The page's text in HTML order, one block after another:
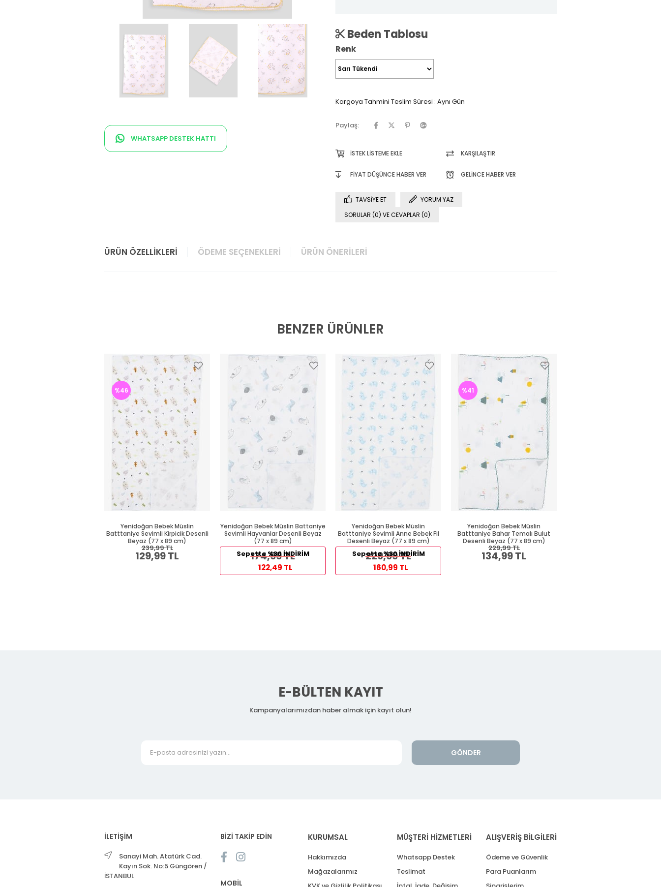
WHATSAPP DESTEK HATTI
Beden Tablosu
Renk
Kargoya Tahmini Teslim Süresi : Aynı Gün
Paylaş:
İSTEK LISTEME EKLE KARŞILAŞTIR
FIYAT DÜŞÜNCE HABER VER GELINCE HABER VER
TAVSIYE ET
YORUM YAZ
SORULAR (0) VE CEVAPLAR (0)
ÜRÜN ÖZELLIKLERI ÖDEME SEÇENEKLERI ÜRÜN ÖNERILERI
BENZER ÜRÜNLER
Yenidoğan Bebek Müslin
Batttaniye Sevimli Kirpicik Desenli
Beyaz (77 x 89 cm)
129,99 TL
239,99 TL
%46
Yenidoğan Bebek Müslin Battaniye
Sevimli Hayvanlar Desenli Beyaz
(77 x 89 cm)
174,99 TL
Sepette %30 İNDİRİM
122,49 TL
Yenidoğan Bebek Müslin
Batttaniye Sevimli Anne Bebek Fil
Desenli Beyaz (77 x 89 cm)
229,99 TL
Sepette %30 İNDİRİM
160,99 TL
Yenidoğan Bebek Müslin
Batttaniye Bahar Temalı Bulut
Desenli Beyaz (77 x 89 cm)
134,99 TL
229,99 TL
%41
E-BÜLTEN KAYIT
Kampanyalarımızdan haber almak için kayıt olun!
GÖNDER
İLETİŞİM
Sanayi Mah. Atatürk Cad.
Kayın Sok. No:5 Güngören /
İSTANBUL
BİZİ TAKİP EDİN
MOBİL
KURUMSAL
Hakkımızda
Mağazalarımız
MÜŞTERİ HİZMETLERİ
Whatsapp Destek
Teslimat
ALIŞVERİŞ BİLGİLERİ
Ödeme ve Güvenlik
Para Puanlarım